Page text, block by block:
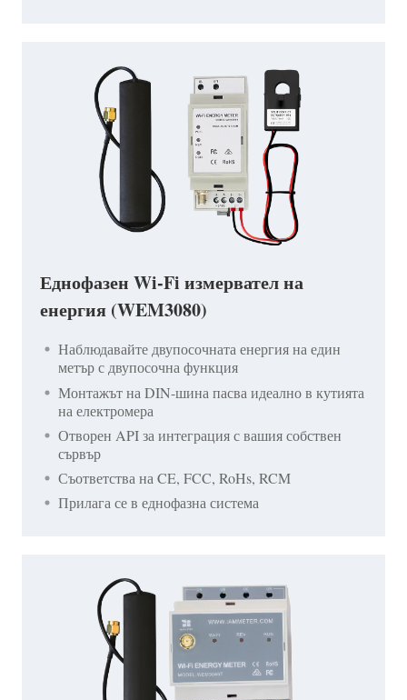
Еднофазен Wi-Fi измервател на
енергия (WEM3080)
Наблюдавайте двупосочната енергия на един
метър с двупосочна функция
Монтажът на DIN-шина пасва идеално в кутията
на електромера
Отворен API за интеграция с вашия собствен
сървър
Съответства на CE, FCC, RoHs, RCM
Прилага се в еднофазна система